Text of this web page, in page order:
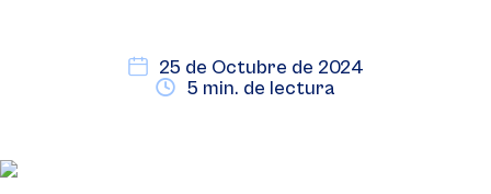
25 de Octubre de 2024
5 min. de lectura